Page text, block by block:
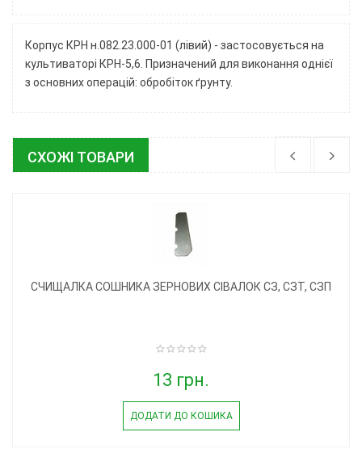
Корпус КРН н.082.23.000-01 (лівий) - застосовується на
культиваторі КРН-5,6. Призначений для виконання однієї
з основних операцій: обробіток ґрунту.
СХОЖІ ТОВАРИ
СЧИЩАЛКА СОШНИКА ЗЕРНОВИХ СІВАЛОК СЗ, СЗТ, СЗП
13 грн.
ДОДАТИ ДО КОШИКА